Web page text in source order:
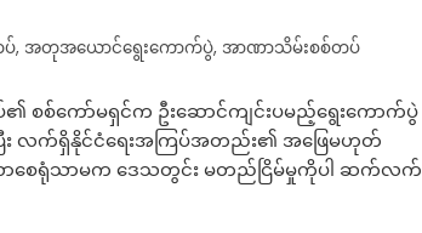
, အတုအယောင်ရွေးကောက်ပွဲ, အာဏာသိမ်းစစ်တပ်
စစ်ကော်မရှင်က ဦးဆောင်ကျင်းပမည့်ရွေးကောက်ပွဲ
လက်ရှိနိုင်ငံရေးအကြပ်အတည်း၏ အဖြေမဟုတ်
န်လာစေရုံသာမက ဒေသတွင်း မတည်ငြိမ်မှုကိုပါ ဆက်လက်